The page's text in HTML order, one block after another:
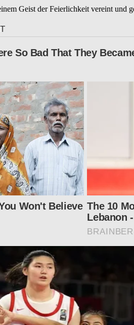
Geist der Feierlichkeit vereint und